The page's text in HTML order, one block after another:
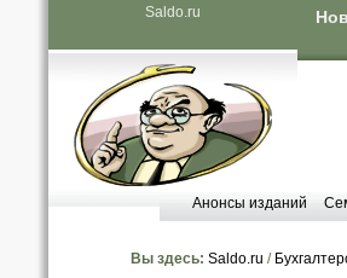
Saldo.ru
Анонсы изданий
Вы здесь: Saldo.ru /